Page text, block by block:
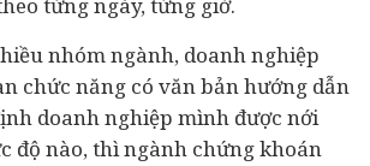
nhóm ngành, doanh nghiệp
chức năng có văn bản hướng dẫn
doanh nghiệp mình được nới
độ nào, thì ngành chứng khoán